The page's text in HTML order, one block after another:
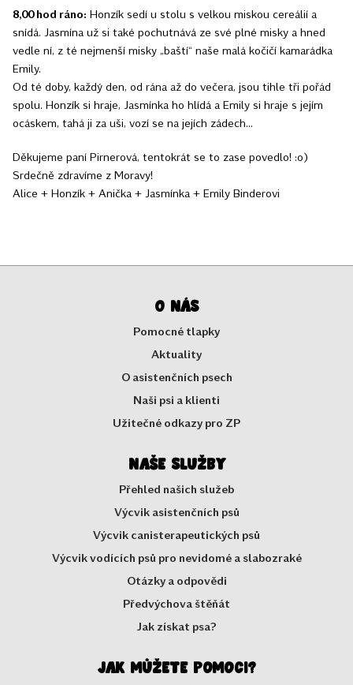
8,00 hod ráno: Honzík sedí u stolu s velkou miskou cereálií a
snídá. Jasmína už si také pochutnává ze své plné misky a hned
vedle ní, z té nejmenší misky „baští“ naše malá kočičí kamarádka
Emily.
Od té doby, každý den, od rána až do večera, jsou tihle tři pořád
spolu. Honzík si hraje, Jasmínka ho hlídá a Emily si hraje s jejím
ocáskem, tahá ji za uši, vozí se na jejích zádech...
Děkujeme paní Pirnerová, tentokrát se to zase povedlo! :o)
Srdečně zdravíme z Moravy!
Alice + Honzík + Anička + Jasmínka + Emily Binderovi
O nás
Pomocné tlapky
Aktuality
O asistenčních psech
Naši psi a klienti
Užitečné odkazy pro ZP
Naše služby
Přehled našich služeb
Výcvik asistenčních psů
Výcvik canisterapeutických psů
Výcvik vodících psů pro nevidomé a slabozraké
Otázky a odpovědi
Předvýchova štěňát
Jak získat psa?
Jak můžete pomoci?